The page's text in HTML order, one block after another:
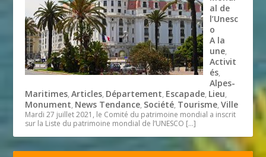
al de
l’Unesc
o
A la
une,
Activit
és,
Alpes-
Maritimes,Articles, Département, Escapade, Lieu,
Monument, News Tendance, Société, Tourisme,Ville
Mardi 27 juillet 2021, le Comité du patrimoine mondial a inscrit
sur la Liste du patrimoine mondial de l’UNESCO […]